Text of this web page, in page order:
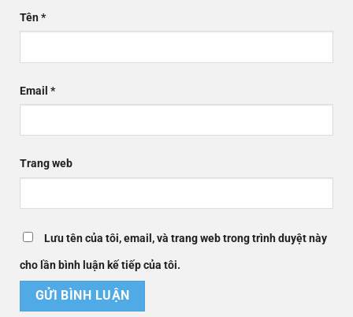
Tên*
Email *
Trang web
Lưu tên của tôi, email, và trang web trong trình duyệt này
cho lần bình luận kế tiếp của tôi.